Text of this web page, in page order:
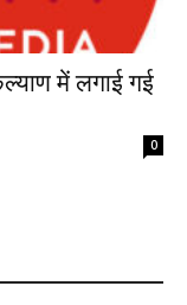
में लगाई गई
0